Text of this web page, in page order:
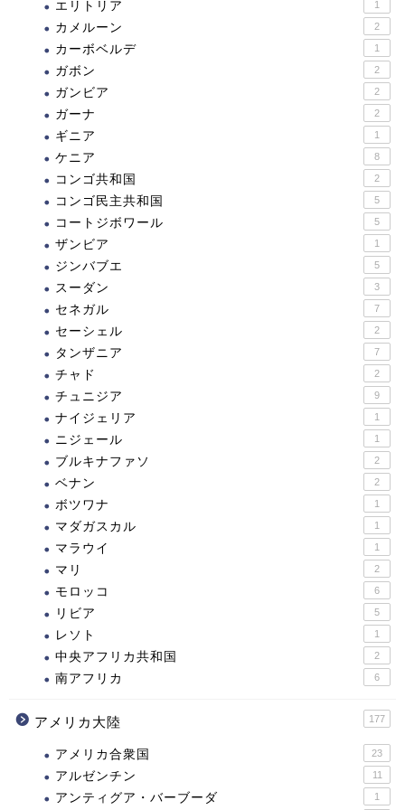
エリトリア 1
カメルーン 2
カーボベルデ 1
ガボン 2
ガンビア 2
ガーナ 2
ギニア 1
ケニア 8
コンゴ共和国 2
コンゴ民主共和国 5
コートジボワール 5
ザンビア 1
ジンバブエ 5
スーダン 3
セネガル 7
セーシェル 2
タンザニア 7
チャド 2
チュニジア 9
ナイジェリア 1
ニジェール 1
ブルキナファソ 2
ベナン 2
ボツワナ 1
マダガスカル 1
マラウイ 1
マリ 2
モロッコ 6
リビア 5
レソト 1
中央アフリカ共和国 2
南アフリカ 6
アメリカ大陸 177
アメリカ合衆国 23
アルゼンチン 11
アンティグア・バーブーダ 1